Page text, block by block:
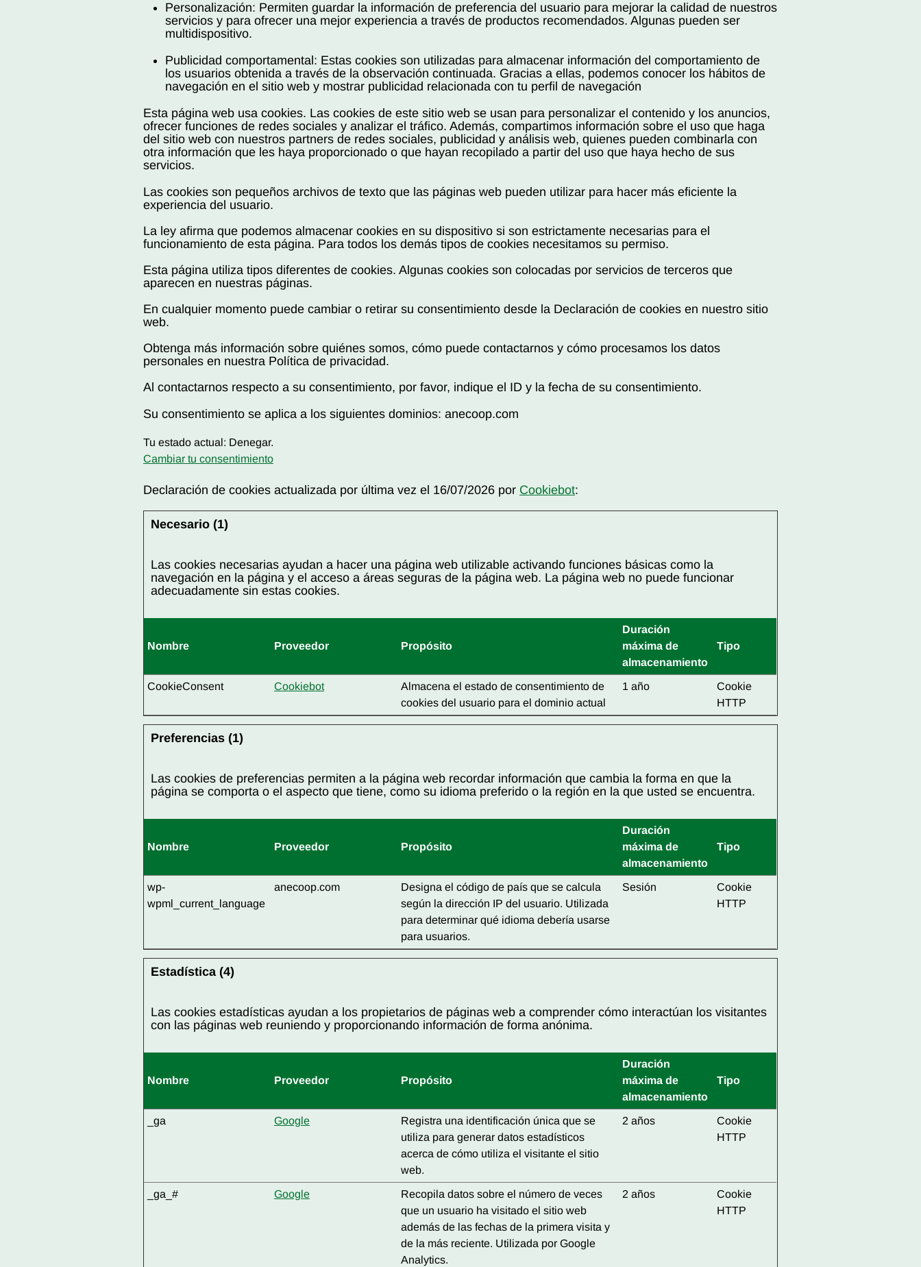
Personalización: Permiten guardar la información de preferencia del usuario para mejorar la calidad de nuestros
servicios y para ofrecer una mejor experiencia a través de productos recomendados. Algunas pueden ser
multidispositivo.
Publicidad comportamental: Estas cookies son utilizadas para almacenar información del comportamiento de
los usuarios obtenida a través de la observación continuada. Gracias a ellas, podemos conocer los hábitos de
navegación en el sitio web y mostrar publicidad relacionada con tu perfil de navegación
Esta página web usa cookies. Las cookies de este sitio web se usan para personalizar el contenido y los anuncios,
ofrecer funciones de redes sociales y analizar el tráfico. Además, compartimos información sobre el uso que haga
del sitio web con nuestros partners de redes sociales, publicidad y análisis web, quienes pueden combinarla con
otra información que les haya proporcionado o que hayan recopilado a partir del uso que haya hecho de sus
servicios.
Las cookies son pequeños archivos de texto que las páginas web pueden utilizar para hacer más eficiente la
experiencia del usuario.
La ley afirma que podemos almacenar cookies en su dispositivo si son estrictamente necesarias para el
funcionamiento de esta página. Para todos los demás tipos de cookies necesitamos su permiso.
Esta página utiliza tipos diferentes de cookies. Algunas cookies son colocadas por servicios de terceros que
aparecen en nuestras páginas.
En cualquier momento puede cambiar o retirar su consentimiento desde la Declaración de cookies en nuestro sitio
web.
Obtenga más información sobre quiénes somos, cómo puede contactarnos y cómo procesamos los datos
personales en nuestra Política de privacidad.
Al contactarnos respecto a su consentimiento, por favor, indique el ID y la fecha de su consentimiento.
Su consentimiento se aplica a los siguientes dominios: anecoop.com
Tu estado actual: Denegar.
Cambiar tu consentimiento
Declaración de cookies actualizada por última vez el 16/07/2026 por Cookiebot:
Necesario (1)
Las cookies necesarias ayudan a hacer una página web utilizable activando funciones básicas como la
navegación en la página y el acceso a áreas seguras de la página web. La página web no puede funcionar
adecuadamente sin estas cookies.
Nombre Proveedor Propósito
Duración
máxima de
almacenamiento
Tipo
CookieConsent Cookiebot
Almacena el estado de consentimiento de
cookies del usuario para el dominio actual
1 año
Cookie
HTTP
Preferencias (1)
Las cookies de preferencias permiten a la página web recordar información que cambia la forma en que la
página se comporta o el aspecto que tiene, como su idioma preferido o la región en la que usted se encuentra.
Nombre Proveedor Propósito
Duración
máxima de
almacenamiento
Tipo
wp-
wpml_current_language
anecoop.com
Designa el código de país que se calcula
según la dirección IP del usuario. Utilizada
para determinar qué idioma debería usarse
para usuarios.
Sesión
Cookie
HTTP
Estadística (4)
Las cookies estadísticas ayudan a los propietarios de páginas web a comprender cómo interactúan los visitantes
con las páginas web reuniendo y proporcionando información de forma anónima.
Nombre Proveedor Propósito
Duración
máxima de
almacenamiento
Tipo
_ga Google
Registra una identificación única que se
utiliza para generar datos estadísticos
acerca de cómo utiliza el visitante el sitio
web.
2 años
Cookie
HTTP
_ga_# Google
Recopila datos sobre el número de veces
que un usuario ha visitado el sitio web
además de las fechas de la primera visita y
de la más reciente. Utilizada por Google
Analytics.
2 años
Cookie
HTTP